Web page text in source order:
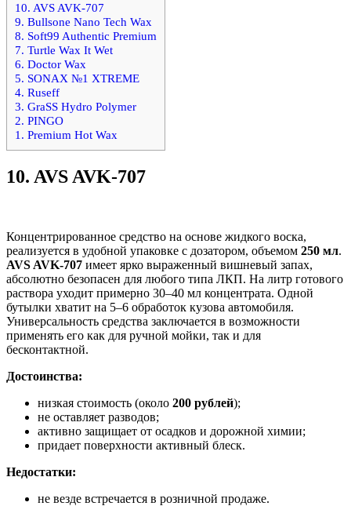
10. AVS AVK-707
9. Bullsone Nano Tech Wax
8. Soft99 Authentic Premium
7. Turtle Wax It Wet
6. Doctor Wax
5. SONAX №1 XTREME
4. Ruseff
3. GraSS Hydro Polymer
2. PINGO
1. Premium Hot Wax
10. AVS AVK-707
Концентрированное средство на основе жидкого воска,
реализуется в удобной упаковке с дозатором, объемом 250 мл.
AVS AVK-707 имеет ярко выраженный вишневый запах,
абсолютно безопасен для любого типа ЛКП. На литр готового
раствора уходит примерно 30–40 мл концентрата. Одной
бутылки хватит на 5–6 обработок кузова автомобиля.
Универсальность средства заключается в возможности
применять его как для ручной мойки, так и для
бесконтактной.
Достоинства:
низкая стоимость (около 200 рублей);
не оставляет разводов;
активно защищает от осадков и дорожной химии;
придает поверхности активный блеск.
Недостатки:
не везде встречается в розничной продаже.